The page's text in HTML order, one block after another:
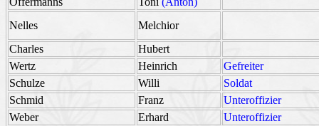
Nelles
Melchior
Charles
Hubert
Wertz
Heinrich
Gefreiter
Schulze
Willi
Soldat
Schmid
Franz
Unteroffizier
Weber
Erhard
Unteroffizier